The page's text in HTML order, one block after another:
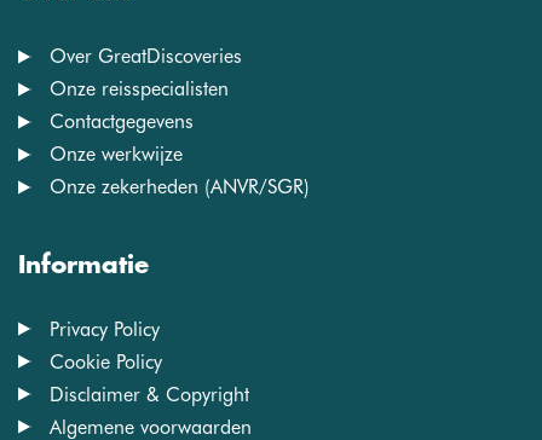
Over GreatDiscoveries
Onze reisspecialisten
Contactgegevens
Onze werkwijze
Onze zekerheden (ANVR/SGR)
Informatie
Privacy Policy
Cookie Policy
Disclaimer & Copyright
Algemene voorwaarden